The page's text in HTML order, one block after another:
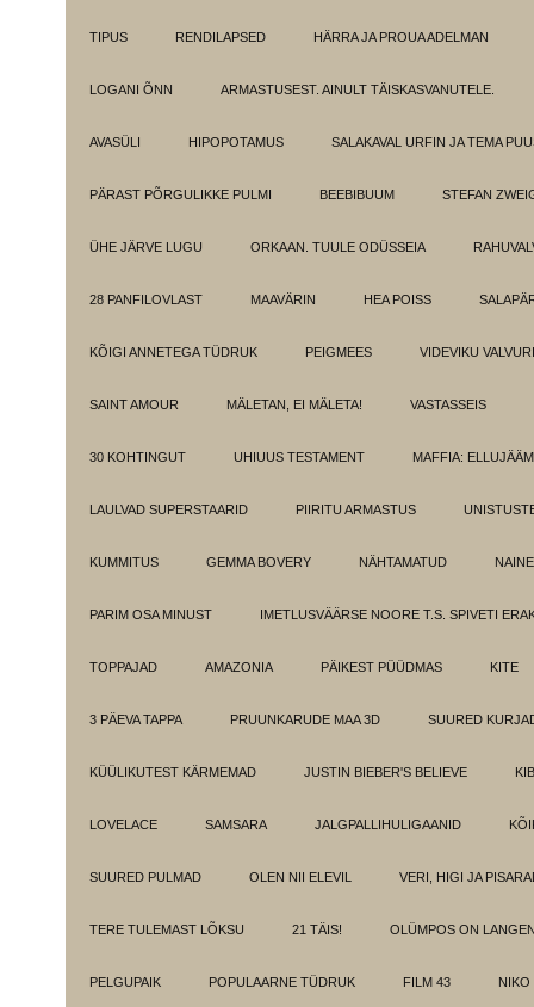
TIPUS RENDILAPSED HÄRRA JA PROUA ADELMAN
LOGANI ÕNN ARMASTUSEST. AINULT TÄISKASVANUTELE.
AVASÜLI HIPOPOTAMUS SALAKAVAL URFIN JA TEMA
PÄRAST PÕRGULIKKE PULMI BEEBIBUUM STEFAN
ÜHE JÄRVE LUGU ORKAAN. TUULE ODÜSSEIA
28 PANFILOVLAST MAAVÄRIN HEA POISS
KÕIGI ANNETEGA TÜDRUK PEIGMEES VIDEVIKU
SAINT AMOUR MÄLETAN, EI MÄLETA! VASTASSEIS
30 KOHTINGUT UHIUUS TESTAMENT MAFFIA:
LAULVAD SUPERSTAARID PIIRITU ARMASTUS
KUMMITUS GEMMA BOVERY NÄHTAMATUD
PARIM OSA MINUST IMETLUSVÄÄRSE NOORE T.S. SPIVETI
TOPPAJAD AMAZONIA PÄIKEST PÜÜDMAS KITE
3 PÄEVA TAPPA PRUUNKARUDE MAA 3D SUURED
KÜÜLIKUTEST KÄRMEMAD JUSTIN BIEBER'S BELIEVE
LOVELACE SAMSARA JALGPALLIHULIGAANID
SUURED PULMAD OLEN NII ELEVIL VERI, HIGI JA
TERE TULEMAST LÕKSU 21 TÄIS! OLÜMPOS ON
PELGUPAIK POPULAARNE TÜDRUK FILM 43 NIKO